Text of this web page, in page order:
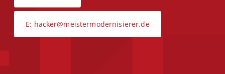
E: hacker@meistermodernisierer.de